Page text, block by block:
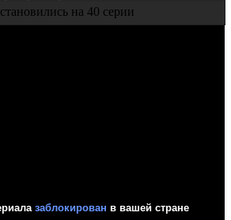
на 40 серии